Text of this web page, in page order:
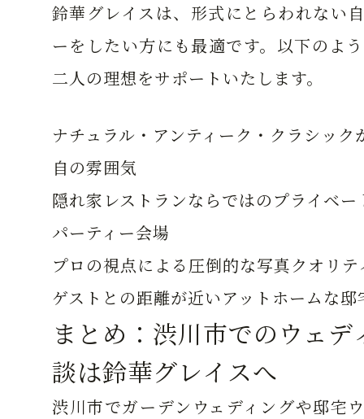
鈴華グレイスは、形式にとらわれない
ーをしたい方にも最適です。以下のよ
二人の理想をサポートいたします。
ナチュラル・アンティーク・クラシック
自の雰囲気
隠れ家レストランならではのプライベ
パーティー会場
プロの視点による圧倒的な写真クオリテ
ゲストとの距離が近いアットホームな
まとめ：渋川市でのウェデ
談は鈴華グレイスへ
渋川市でガーデンウェディングや邸宅